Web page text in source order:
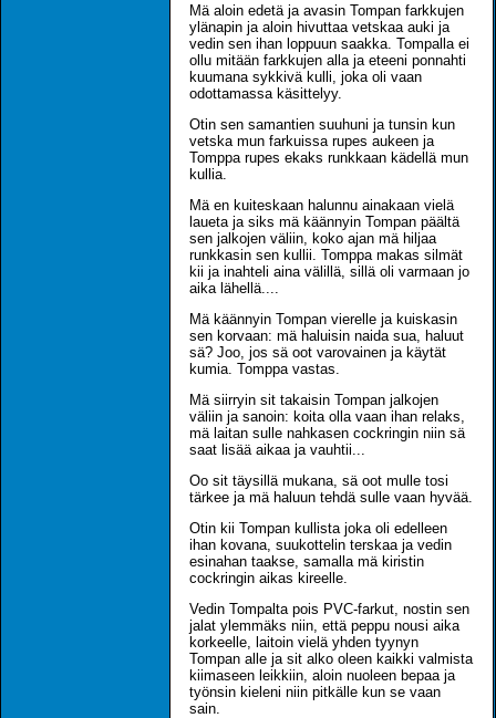
Mä aloin edetä ja avasin Tompan farkkujen
ylänapin ja aloin hivuttaa vetskaa auki ja
vedin sen ihan loppuun saakka. Tompalla ei
ollu mitään farkkujen alla ja eteeni ponnahti
kuumana sykkivä kulli, joka oli vaan
odottamassa käsittelyy.
Otin sen samantien suuhuni ja tunsin kun
vetska mun farkuissa rupes aukeen ja
Tomppa rupes ekaks runkkaan kädellä mun
kullia.
Mä en kuiteskaan halunnu ainakaan vielä
laueta ja siks mä käännyin Tompan päältä
sen jalkojen väliin, koko ajan mä hiljaa
runkkasin sen kullii. Tomppa makas silmät
kii ja inahteli aina välillä, sillä oli varmaan jo
aika lähellä....
Mä käännyin Tompan vierelle ja kuiskasin
sen korvaan: mä haluisin naida sua, haluut
sä? Joo, jos sä oot varovainen ja käytät
kumia. Tomppa vastas.
Mä siirryin sit takaisin Tompan jalkojen
väliin ja sanoin: koita olla vaan ihan relaks,
mä laitan sulle nahkasen cockringin niin sä
saat lisää aikaa ja vauhtii...
Oo sit täysillä mukana, sä oot mulle tosi
tärkee ja mä haluun tehdä sulle vaan hyvää.
Otin kii Tompan kullista joka oli edelleen
ihan kovana, suukottelin terskaa ja vedin
esinahan taakse, samalla mä kiristin
cockringin aikas kireelle.
Vedin Tompalta pois PVC-farkut, nostin sen
jalat ylemmäks niin, että peppu nousi aika
korkeelle, laitoin vielä yhden tyynyn
Tompan alle ja sit alko oleen kaikki valmista
kiimaseen leikkiin, aloin nuoleen bepaa ja
työnsin kieleni niin pitkälle kun se vaan
sain.